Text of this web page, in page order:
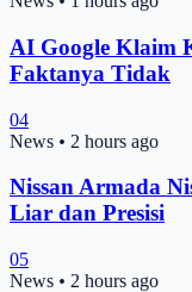
AI Google Klaim
Faktanya Tidak
04
News • 2 hours ago
Nissan Armada
Liar dan Presisi
05
News • 2 hours ago